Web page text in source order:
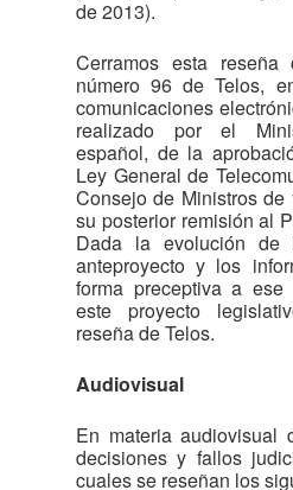
de 2013).
Cerramos esta reseña
número 96 de Telos,
comunicaciones
realizado por el
español, de la
Ley General de
Consejo de Ministros
su posterior remisión al
Dada la evolución de
anteproyecto y los
forma preceptiva a
este proyecto
reseña de Telos.
Audiovisual
En materia audiovisual
decisiones y fallos
cuales se reseñan los